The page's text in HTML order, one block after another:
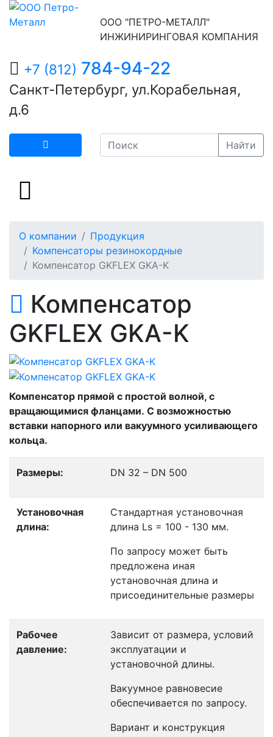
ООО "ПЕТРО-МЕТАЛЛ"
ИНЖИНИРИНГОВАЯ КОМПАНИЯ
+7 (812) 784-94-22
Санкт-Петербург, ул.Корабельная,
д.6
Найти
О компании
Продукция
Компенсаторы резинокордные
Компенсатор GKFLEX GKA-K
Компенсатор
GKFLEX GKA-K
Компенсатор прямой с простой волной, с
вращающимися фланцами. С возможностью
вставки напорного или вакуумного усиливающего
кольца.
Размеры: DN 32 – DN 500
Установочная
длина:
Стандартная установочная
длина Ls = 100 - 130 мм.
По запросу может быть
предложена иная
установочная длина и
присоединительные размеры
Рабочее
давление:
Зависит от размера, условий
эксплуатации и
установочной длины.
Вакуумное равновесие
обеспечивается по запросу.
Вариант и конструкция